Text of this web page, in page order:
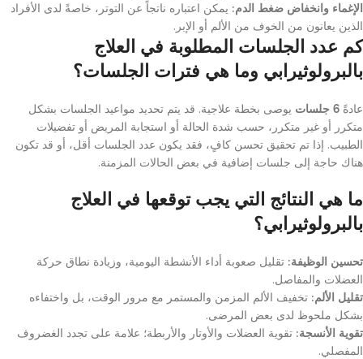
الإغماء وانخفاض ضغط الدم: يمكن اعتباره ناتجاً عن التوتر، خاصةً لدى الأفراد
الذين يعانون من الخوف من الألم أو الإبر.
كم عدد الجلسات المطلوبة في العلاج
بالبرولوثيرابي وما هي فترات الجلسات؟
عادةً 6 جلسات
يوصى بخطة علاجية. قد يتم تحديد مواعيد الجلسات بشكل
متكرر أو غير متكرر، حسب شدة الحالة أو استجابة المريض أو تفضيلات
الطبيب. إذا تم تحقيق تحسن كافٍ، فقد يكون عدد الجلسات أقل، أو قد تكون
هناك حاجة إلى جلسات إضافية في بعض الحالات المزمنة.
ما هي النتائج التي يجب توقعها في العلاج
بالبرولوثيرابي؟
تحسين الوظيفة: تقليل صعوبة أداء الأنشطة اليومية، وزيادة نطاق حركة
العضلات والمفاصل.
تقليل الألم: تخفيف الألم المزمن والمستمر مع مرور الوقت، بل واختفاءه
بشكل ملحوظ لدى بعض المرضى.
تقوية الأنسجة: تقوية العضلات والأوتار والأربطة؛ علامة على تجدد الغضروف
المفصلي.